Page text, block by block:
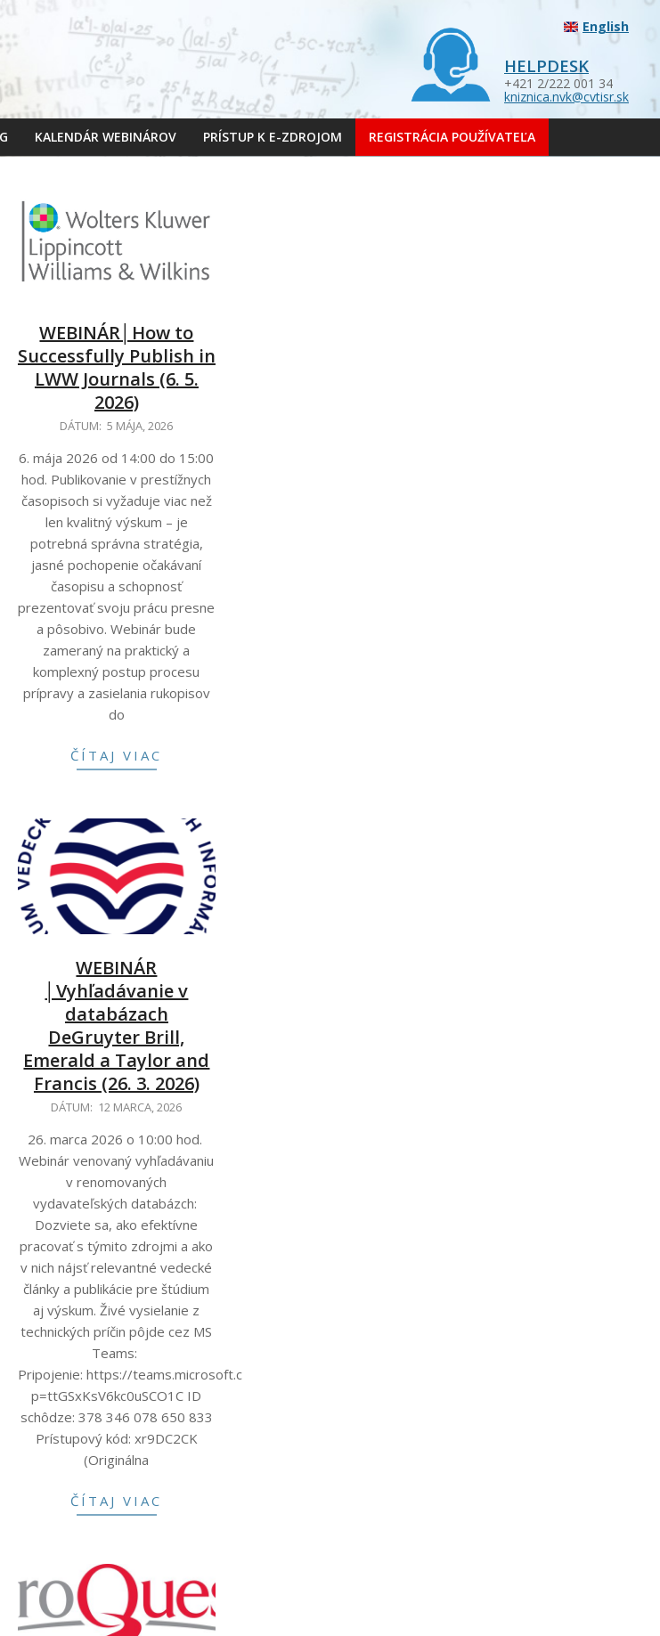
English
HELPDESK
+421 2/222 001 34
kniznica.nvk@cvtisr.sk
Primary
KALENDÁR WEBINÁROV PRÍSTUP K E-ZDROJOM REGISTRÁCIA POUŽÍVATEĽA
WEBINÁR│How to
Successfully Publish in
LWW Journals (6. 5.
2026)
05
DÁTUM: 5 MÁJA, 2026
6. mája 2026 od 14:00 do 15:00
hod. Publikovanie v prestížnych
časopisoch si vyžaduje viac než
len kvalitný výskum – je
potrebná správna stratégia,
jasné pochopenie očakávaní
časopisu a schopnosť
prezentovať svoju prácu presne
a pôsobivo. Webinár bude
zameraný na praktický a
komplexný postup procesu
prípravy a zasielania rukopisov
do
ČÍTAJ VIAC
WEBINÁR
│Vyhľadávanie v
databázach
DeGruyter Brill,
Emerald a Taylor and
Francis (26. 3. 2026)
2026-
12
DÁTUM: 12 MARCA, 2026
26. marca 2026 o 10:00 hod.
Webinár venovaný vyhľadávaniu
v renomovaných
vydavateľských databázch:
Dozviete sa, ako efektívne
pracovať s týmito zdrojmi a ako
v nich nájsť relevantné vedecké
články a publikácie pre štúdium
aj výskum. Živé vysielanie z
technických príčin pôjde cez MS
Teams:
Pripojenie: https://teams.microsoft.com/meet/378346078650833?
p=ttGSxKsV6kc0uSCO1C ID
schôdze: 378 346 078 650 833
Prístupový kód: xr9DC2CK
(Originálna
ČÍTAJ VIAC